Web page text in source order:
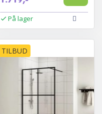
På lager
TILBUD